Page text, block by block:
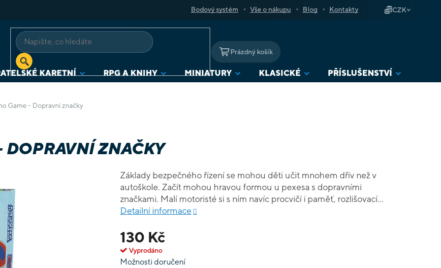
Bodový systém Vše o nákupu Blog Kontakty CZK
NÁKUPNÍ
KOŠÍK
Prázdný košík
KARETNÍ RPG A KNIHY MINIATURY KLASICKÉ PŘÍSLUŠENSTVÍ
Game - Dopravní značky
DOPRAVNÍ ZNAČKY
130 Kč
Vyprodáno
Možnosti doručení
Základy bezpečného řízení se mohou děti učit mnohem dřív než v
autoškole. Začít mohou hravou formou u pexesa s dopravními
značkami. Malí motoristé si s ním navíc procvičí i paměť, rozlišovací
schopnosti a ti nejmladší se také naučí udržet chvíli pozornost. Každá
Detailní informace